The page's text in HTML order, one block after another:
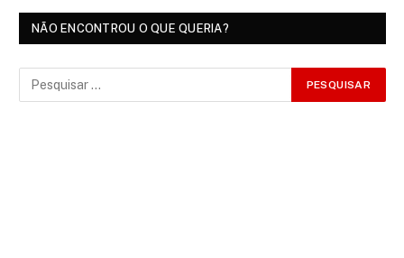
NÃO ENCONTROU O QUE QUERIA?